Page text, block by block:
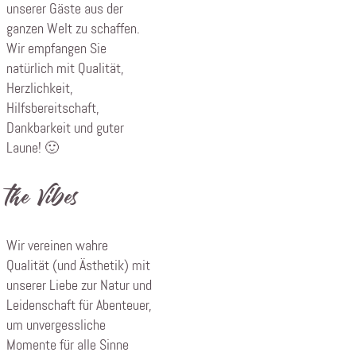
unserer Gäste aus der
ganzen Welt zu schaffen.
Wir empfangen Sie
natürlich mit Qualität,
Herzlichkeit,
Hilfsbereitschaft,
Dankbarkeit und guter
Laune! 🙂
the Vibes
Wir vereinen wahre
Qualität (und Ästhetik) mit
unserer Liebe zur Natur und
Leidenschaft für Abenteuer,
um unvergessliche
Momente für alle Sinne